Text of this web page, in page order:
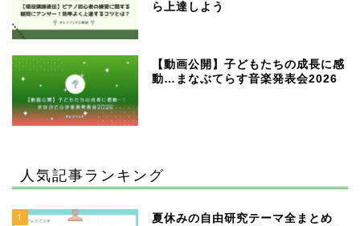
ら上達しよう
【動画公開】子どもたちの成長に感
動…まなぶてらす音楽発表会2026
人気記事ランキング
1
夏休みの自由研究テーマ全まとめ